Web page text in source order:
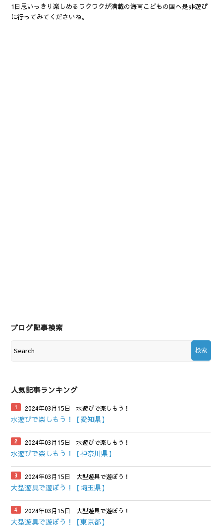
1日思いっきり楽しめるワクワクが満載の海南こどもの国へ是非遊び
に行ってみてくださいね。
ブログ記事検索
人気記事ランキング
2024年03月15日 水遊びで楽しもう！
水遊びで楽しもう！【愛知県】
2024年03月15日 水遊びで楽しもう！
水遊びで楽しもう！【神奈川県】
2024年03月15日 大型遊具で遊ぼう！
大型遊具で遊ぼう！【埼玉県】
2024年03月15日 大型遊具で遊ぼう！
大型遊具で遊ぼう！【東京都】